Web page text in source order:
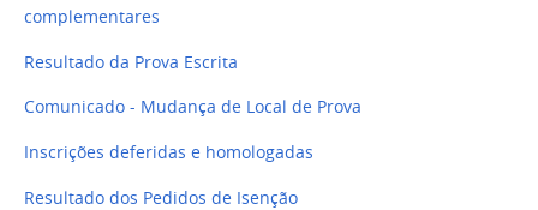
complementares
Resultado da Prova Escrita
Comunicado - Mudança de Local de Prova
Inscrições deferidas e homologadas
Resultado dos Pedidos de Isenção